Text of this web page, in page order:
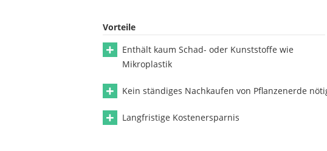
Vorteile
Enthält kaum Schad- oder Kunststoffe wie
Mikroplastik
Kein ständiges Nachkaufen von Pflanzenerde
Langfristige Kostenersparnis